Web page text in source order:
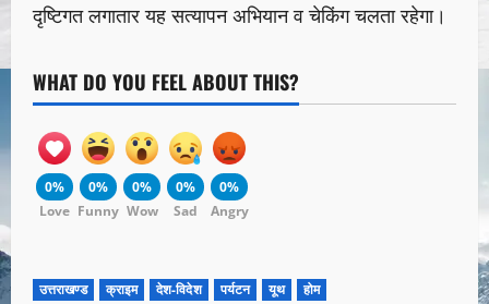
दृष्टिगत लगातार यह सत्यापन अभियान व चेकिंग चलता रहेगा।
WHAT DO YOU FEEL ABOUT THIS?
0%
Love
0%
Funny
0%
Wow
0%
Sad
0%
Angry
उत्तराखण्ड क्राइम देश-विदेश पर्यटन यूथ होम